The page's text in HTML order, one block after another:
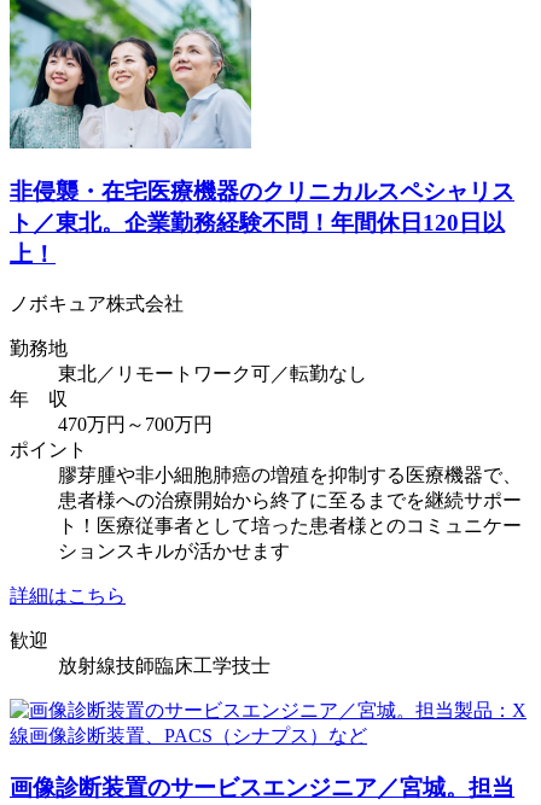
非侵襲・在宅医療機器のクリニカルスペシャリス
ト／東北。企業勤務経験不問！年間休日120日以
上！
ノボキュア株式会社
勤務地
東北／リモートワーク可／転勤なし
年 収
470万円～700万円
ポイント
膠芽腫や非小細胞肺癌の増殖を抑制する医療機器で、
患者様への治療開始から終了に至るまでを継続サポー
ト！医療従事者として培った患者様とのコミュニケー
ションスキルが活かせます
詳細はこちら
歓迎
放射線技師臨床工学技士
画像診断装置のサービスエンジニア／宮城。担当